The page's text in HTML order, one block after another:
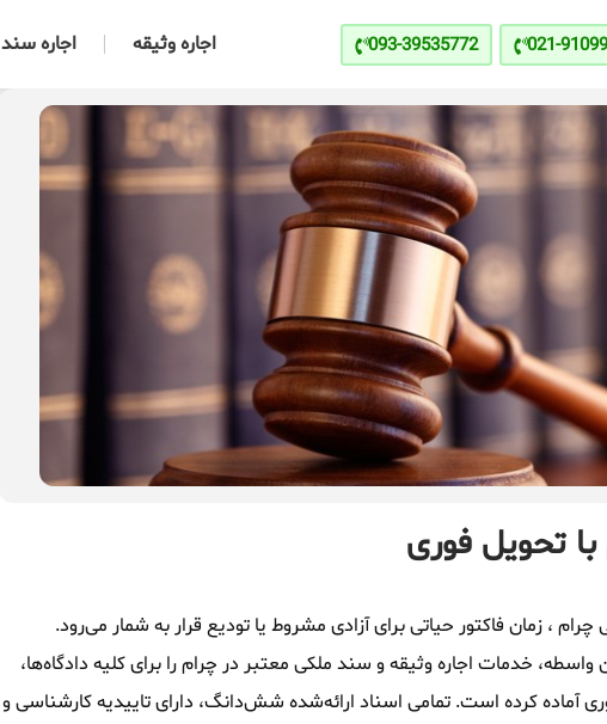
021-
093-39535772 اجاره وثیقه اجاره سند
تحویل فوری
، زمان فاکتور حیاتی برای آزادی مشروط یا تودیع قرار به شمار می‌رود.
خدمات اجاره وثیقه و سند ملکی معتبر در چرام را برای کلیه دادگاه‌ها،
آماده کرده است. تمامی اسناد ارائه‌شده شش‌دانگ، دارای تاییدیه کارشناسی و